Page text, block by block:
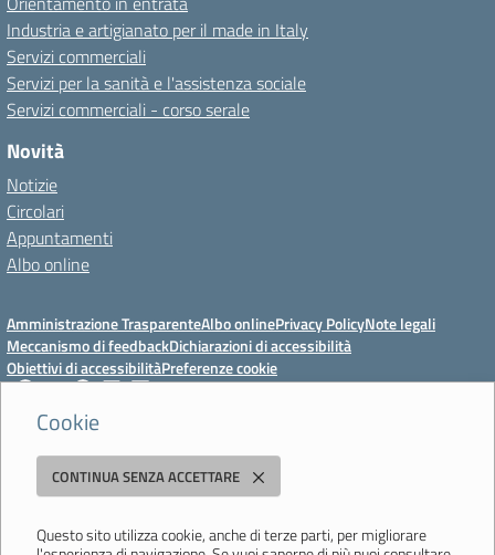
Cookie
CONTINUA SENZA ACCETTARE
Questo sito utilizza cookie, anche di terze parti, per migliorare
Industria e artigianato per il made in Italy
Servizi commerciali
Servizi per la sanità e l'assistenza sociale
Servizi commerciali - corso serale
Novità
Notizie
Circolari
Appuntamenti
Albo online
Amministrazione TrasparenteAlbo onlinePrivacy PolicyNote legali
Meccanismo di feedbackDichiarazioni di accessibilità
Obiettivi di accessibilitàPreferenze cookie
Istituto Professionale Statale Socio-Commerciale-Artigianale "Cattaneo -
Deledda"
351005 - Email:morc08000g@istruzione.it- PEC: